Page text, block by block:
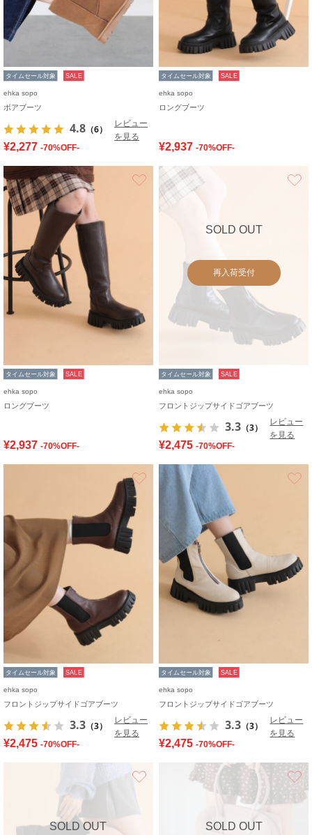
タイムセール対象 SALE
ehka sopo
ボアブーツ
4.8 （6）
レビュー
を見る
¥2,277 -70%OFF-
タイムセール対象 SALE
ehka sopo
ロングブーツ
¥2,937 -70%OFF-
お気に入り
タイムセール対象 SALE
ehka sopo
ロングブーツ
¥2,937 -70%OFF-
SOLD OUT
再入荷受付
タイムセール対象 SALE
ehka sopo
フロントジップサイドゴアブーツ
3.3 （3）
レビュー
を見る
¥2,475 -70%OFF-
お気に入り
タイムセール対象 SALE
ehka sopo
フロントジップサイドゴアブーツ
3.3 （3）
レビュー
を見る
¥2,475 -70%OFF-
タイムセール対象 SALE
ehka sopo
フロントジップサイドゴアブーツ
3.3 （3）
レビュー
を見る
¥2,475 -70%OFF-
SOLD OUT SOLD OUT